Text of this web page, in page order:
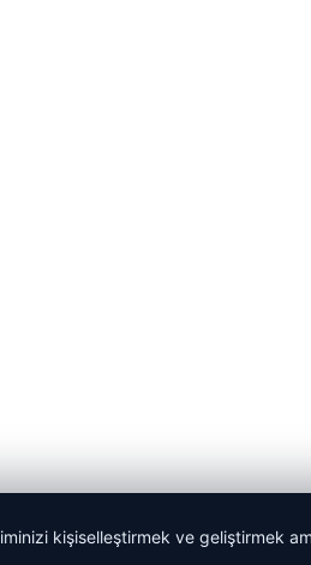
kişiselleştirmek ve geliştirmek